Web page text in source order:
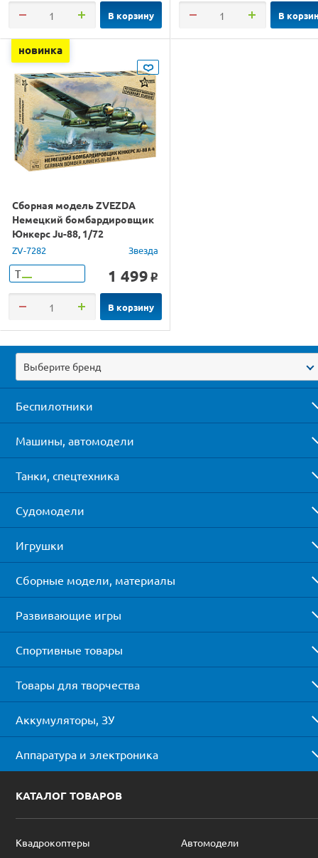
В корзину В
новинка
Сборная модель ZVEZDA
Немецкий бомбардировщик
Юнкерс Ju-88, 1/72
ZV-7282 Звезда
Т 1 499 o
В корзину
Выберите бренд
Беспилотники
Машины, автомодели
Танки, спецтехника
Судомодели
Игрушки
Сборные модели, материалы
Развивающие игры
Спортивные товары
Товары для творчества
Аккумуляторы, ЗУ
Аппаратура и электроника
КАТАЛОГ ТОВАРОВ
Квадрокоптеры
Автомодели